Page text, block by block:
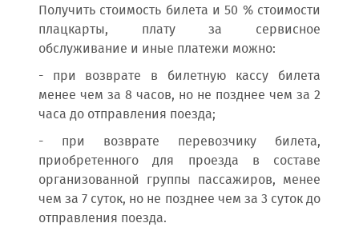
Получить стоимость билета и 50 % стоимости
плацкарты, плату за сервисное
обслуживание и иные платежи можно:
- при возврате в билетную кассу билета
менее чем за 8 часов, но не позднее чем за 2
часа до отправления поезда;
- при возврате перевозчику билета,
приобретенного для проезда в составе
организованной группы пассажиров, менее
чем за 7 суток, но не позднее чем за 3 суток до
отправления поезда.